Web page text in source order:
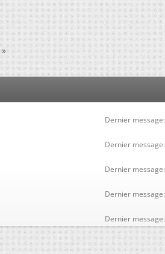
»
Dernier message:
Dernier message:
Dernier message:
Dernier message:
Dernier message: